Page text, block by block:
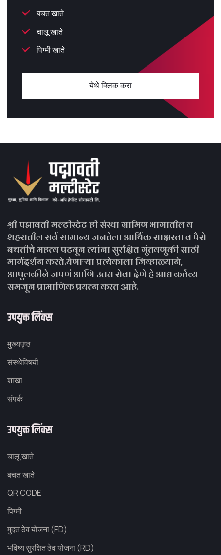
बचत खाते
चालू खाते
पिग्मी खाते
येथे क्लिक करा
श्री पद्मावती मल्टीस्टेट ही संस्था ग्रामिण भागातील व
शहरातील सर्व सामान्य जनतेला आर्थिक साक्षरता व पैसे
बचतीचे महत्व पटवून त्यांना सुरक्षित गुंतवणुकी साठी
मार्गदर्शन करते.येणाऱ्या प्रत्येकाला जिव्हाळ्याने,
आपुलकीने जपणं आणि उत्तम सेवा देणे हे आद्य कर्तव्य
समजून प्रामाणिक प्रयत्न करत आहे.
उपयुक्त लिंक्स
मुख्यपृष्ठ
संस्थेविषयी
शाखा
संपर्क
उपयुक्त लिंक्स
चालू खाते
बचत खाते
QR CODE
पिग्मी
मुदत ठेव योजना (FD)
भविष्य सुरक्षित ठेव योजना (RD)